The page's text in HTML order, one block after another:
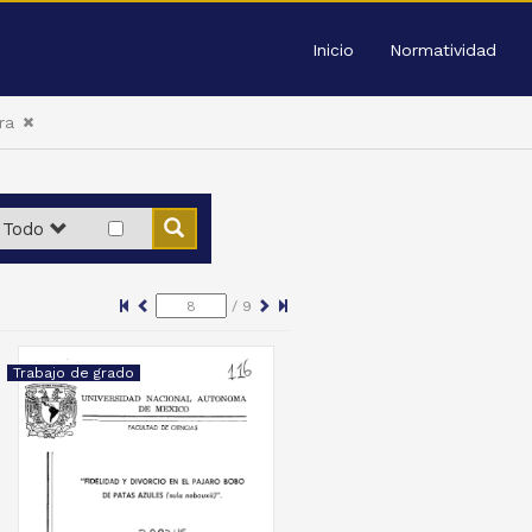
Inicio Normatividad
Todo
/ 9
Trabajo de grado